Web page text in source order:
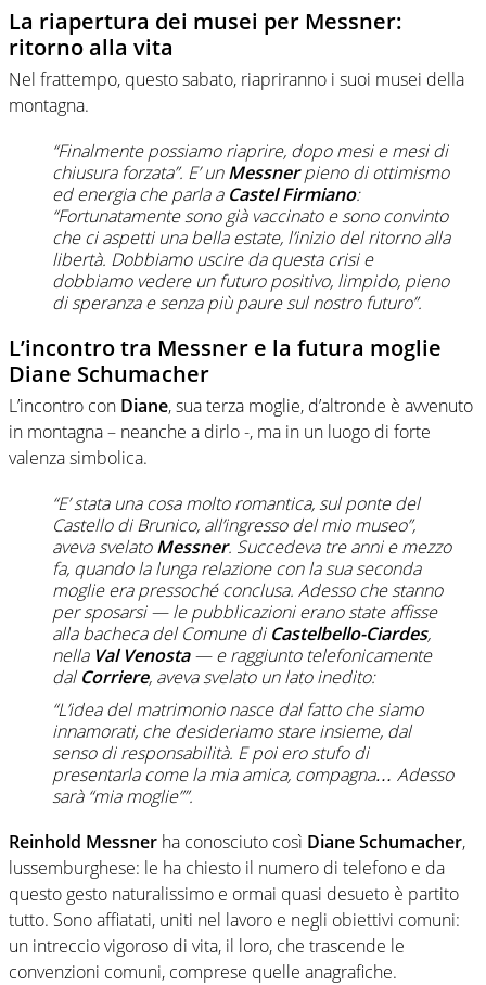
La riapertura dei musei per Messner:
ritorno alla vita
Nel frattempo, questo sabato, riapriranno i suoi musei della
montagna.
“Finalmente possiamo riaprire, dopo mesi e mesi di
chiusura forzata”. E’ unMessnerpieno di ottimismo
ed energia che parla a Castel Firmiano:
“Fortunatamente sono già vaccinato e sono convinto
che ci aspetti una bella estate, l’inizio del ritorno alla
libertà. Dobbiamo uscire da questa crisi e
dobbiamo vedere un futuro positivo, limpido, pieno
di speranza e senza più paure sul nostro futuro”.
L’incontro tra Messner e la futura moglie
Diane Schumacher
L’incontro con Diane, sua terza moglie, d’altronde è avvenuto
in montagna – neanche a dirlo -, ma in un luogo di forte
valenza simbolica.
“E’ stata una cosa molto romantica, sul ponte del
Castello di Brunico, all’ingresso del mio museo”,
aveva svelatoMessner. Succedeva tre anni e mezzo
fa, quando la lunga relazione con la sua seconda
moglie era pressoché conclusa. Adesso che stanno
per sposarsi — le pubblicazioni erano state affisse
alla bacheca del Comune di Castelbello-Ciardes,
nellaVal Venosta— e raggiunto telefonicamente
dal Corriere, aveva svelato un lato inedito:
“L’idea del matrimonio nasce dal fatto che siamo
innamorati, che desideriamo stare insieme, dal
senso di responsabilità. E poi ero stufo di
presentarla come la mia amica, compagna… Adesso
sarà “mia moglie””.
Reinhold Messner ha conosciuto così Diane Schumacher,
lussemburghese: le ha chiesto il numero di telefono e da
questo gesto naturalissimo e ormai quasi desueto è partito
tutto. Sono affiatati, uniti nel lavoro e negli obiettivi comuni:
un intreccio vigoroso di vita, il loro, che trascende le
convenzioni comuni, comprese quelle anagrafiche.